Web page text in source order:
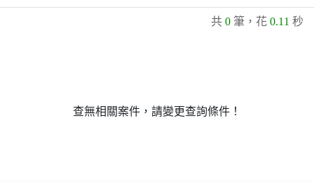
共 0 筆，花 0.11 秒
查無相關案件，請變更查詢條件！